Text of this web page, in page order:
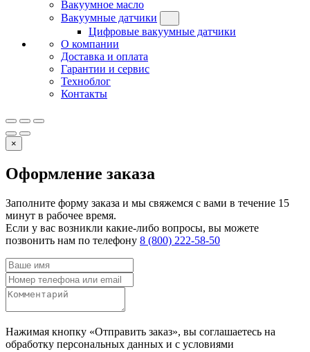
Вакуумное масло
Вакуумные датчики
Цифровые вакуумные датчики
О компании
Доставка и оплата
Гарантии и сервис
Техноблог
Контакты
×
Оформление заказа
Заполните форму заказа и мы свяжемся с вами в течение 15
минут в рабочее время.
Если у вас возникли какие-либо вопросы, вы можете
позвонить нам по телефону 8 (800) 222-58-50
Нажимая кнопку «Отправить заказ», вы соглашаетесь на
обработку персональных данных и с условиями